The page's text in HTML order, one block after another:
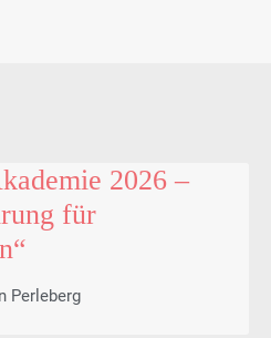
2026 –
für
Perleberg